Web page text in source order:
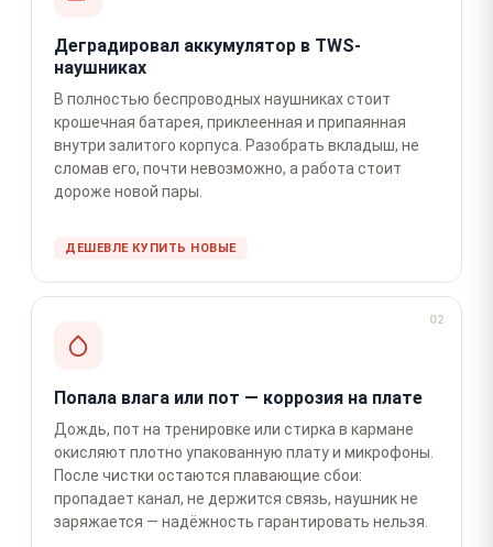
Деградировал аккумулятор в TWS-
наушниках
В полностью беспроводных наушниках стоит
крошечная батарея, приклеенная и припаянная
внутри залитого корпуса. Разобрать вкладыш, не
сломав его, почти невозможно, а работа стоит
дороже новой пары.
ДЕШЕВЛЕ КУПИТЬ НОВЫЕ
02
Попала влага или пот — коррозия на плате
Дождь, пот на тренировке или стирка в кармане
окисляют плотно упакованную плату и микрофоны.
После чистки остаются плавающие сбои:
пропадает канал, не держится связь, наушник не
заряжается — надёжность гарантировать нельзя.